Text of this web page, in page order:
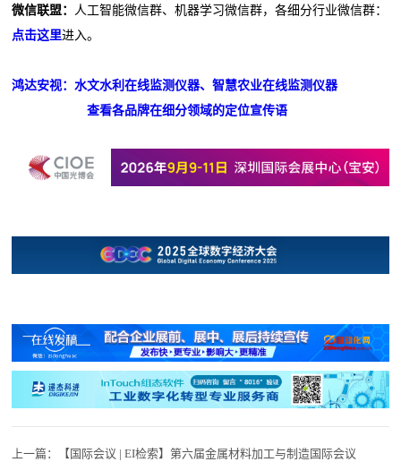
微信联盟：
人工智能微信群、机器学习微信群，各细分行业微信群：
点击这里进入。
鸿达安视：水文水利在线监测仪器、智慧农业在线监测仪器
查看各品牌在细分领域的定位宣传语
上一篇：
【国际会议 | EI检索】第六届金属材料加工与制造国际会议